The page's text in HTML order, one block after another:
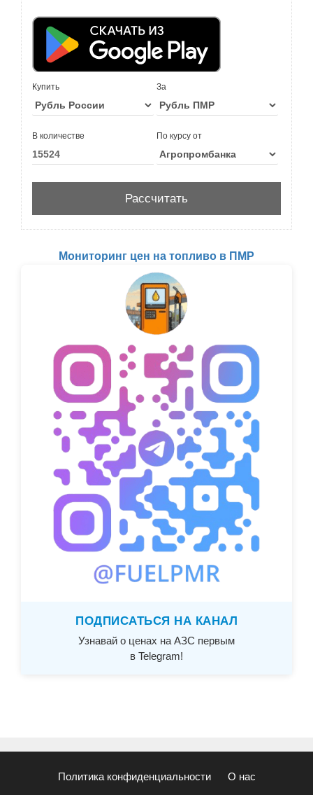
Купить За
В количестве По курсу от
Мониторинг цен на топливо в ПМР
ПОДПИСАТЬСЯ НА КАНАЛ
Узнавай о ценах на АЗС первым
в Telegram!
Политика конфиденциальности О нас